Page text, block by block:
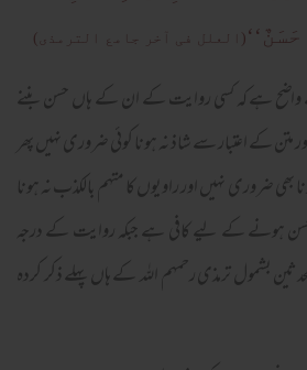
(العلل فی آخر جامع الترمذی)
ہے کہ کسی روایت کے ان کے ہاں حسن بننے
کے اعتبار سے شاذ نہ ہونا کوئی ضروری نہیں پھر
ضروری نہیں اور راویوں کا متہم بالکذب نہ ہونا
ہونے کے لیے کافی ہے جبکہ روایت کے درجہ
بشمول ترمذی رحمہم اللہ کے ہاں پہلے ذکر کردہ